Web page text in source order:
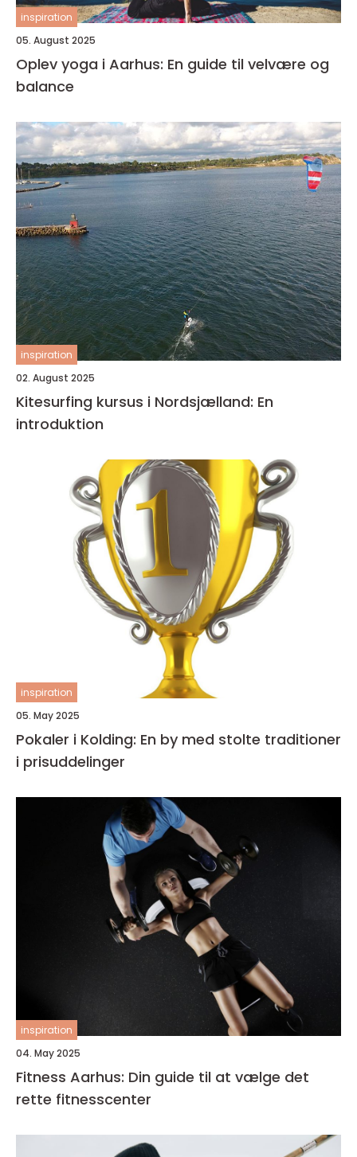
inspiration
05. August 2025
Oplev yoga i Aarhus: En guide til velvære og
balance
inspiration
02. August 2025
Kitesurfing kursus i Nordsjælland: En
introduktion
inspiration
05. May 2025
Pokaler i Kolding: En by med stolte traditioner
i prisuddelinger
inspiration
04. May 2025
Fitness Aarhus: Din guide til at vælge det
rette fitnesscenter